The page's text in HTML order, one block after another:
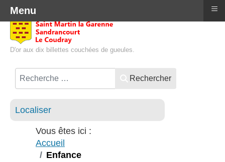
D'or aux dix billettes couchées de gueules.
Rechercher
Localiser
Vous êtes ici :
Accueil
Enfance
Menu ≡